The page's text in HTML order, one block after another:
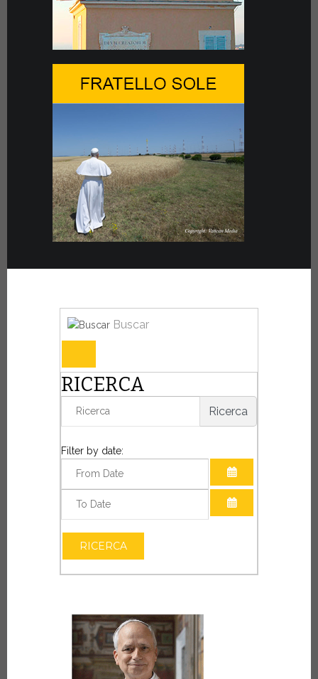
Buscar
RICERCA
Ricerca
Filter by date:
ABRIR EL
RICERCA